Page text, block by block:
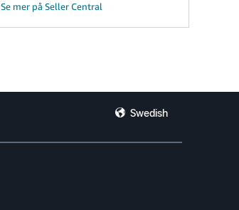
Se mer på Seller Central
Swedish